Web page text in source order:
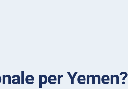
per Yemen?